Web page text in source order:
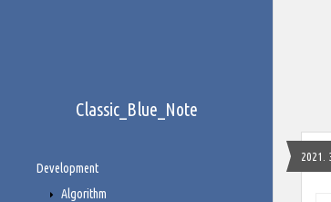
Classic_Blue_Note
Development
Algorithm
2021.